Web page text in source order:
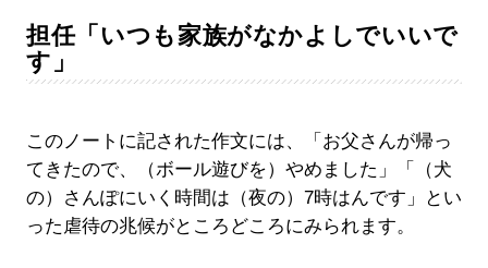
担任「いつも家族がなかよしでいいで
す」
このノートに記された作文には、「お父さんが帰っ
てきたので、（ボール遊びを）やめました」「（犬
の）さんぽにいく時間は（夜の）7時はんです」とい
った虐待の兆候がところどころにみられます。